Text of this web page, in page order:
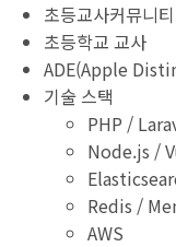
초등교사커뮤니
초등학교 교사
ADE(Apple
기술 스택
PHP /
Node.js /
Redis /
AWS